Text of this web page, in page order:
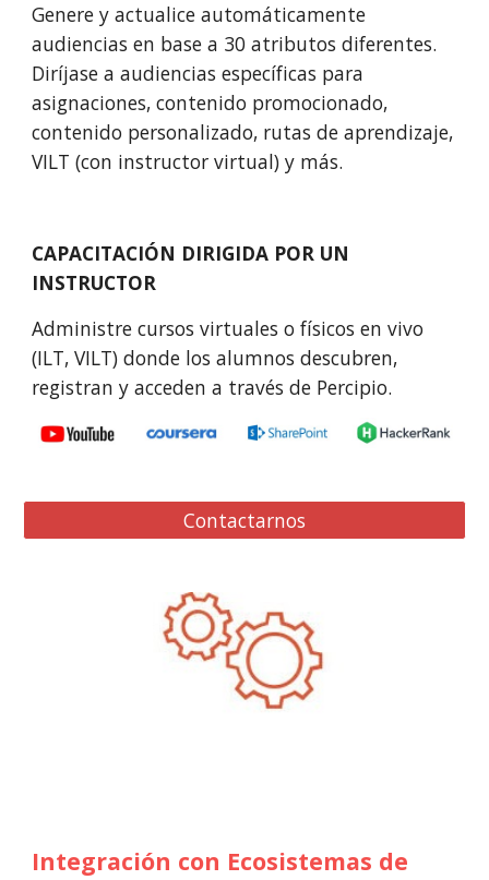
Genere y actualice automáticamente
audiencias en base a 30 atributos diferentes.
Diríjase a audiencias específicas para
asignaciones, contenido promocionado,
contenido personalizado, rutas de aprendizaje,
VILT (con instructor virtual) y más.
CAPACITACIÓN DIRIGIDA POR UN
INSTRUCTOR
Administre cursos virtuales o físicos en vivo
(ILT, VILT) donde los alumnos descubren,
registran y acceden a través de Percipio.
Contactarnos
Integración con E